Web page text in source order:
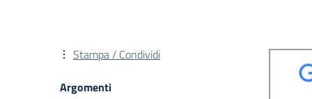
Stampa / Condividi
Argomenti